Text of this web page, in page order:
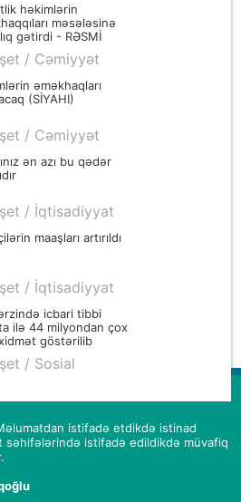
həkimlərin
məsələsinə
gətirdi - RƏSMİ
/ Cəmiyyət
əməkhaqları
(SİYAHI)
/ Cəmiyyət
ən azı bu qədər
/ İqtisadiyyat
maaşları artırıldı
/ İqtisadiyyat
icbari tibbi
ilə 44 milyondan çox
göstərilib
/ Sosial
istifadə etdikdə istinad
səhifələrində istifadə edildikdə müvafiq